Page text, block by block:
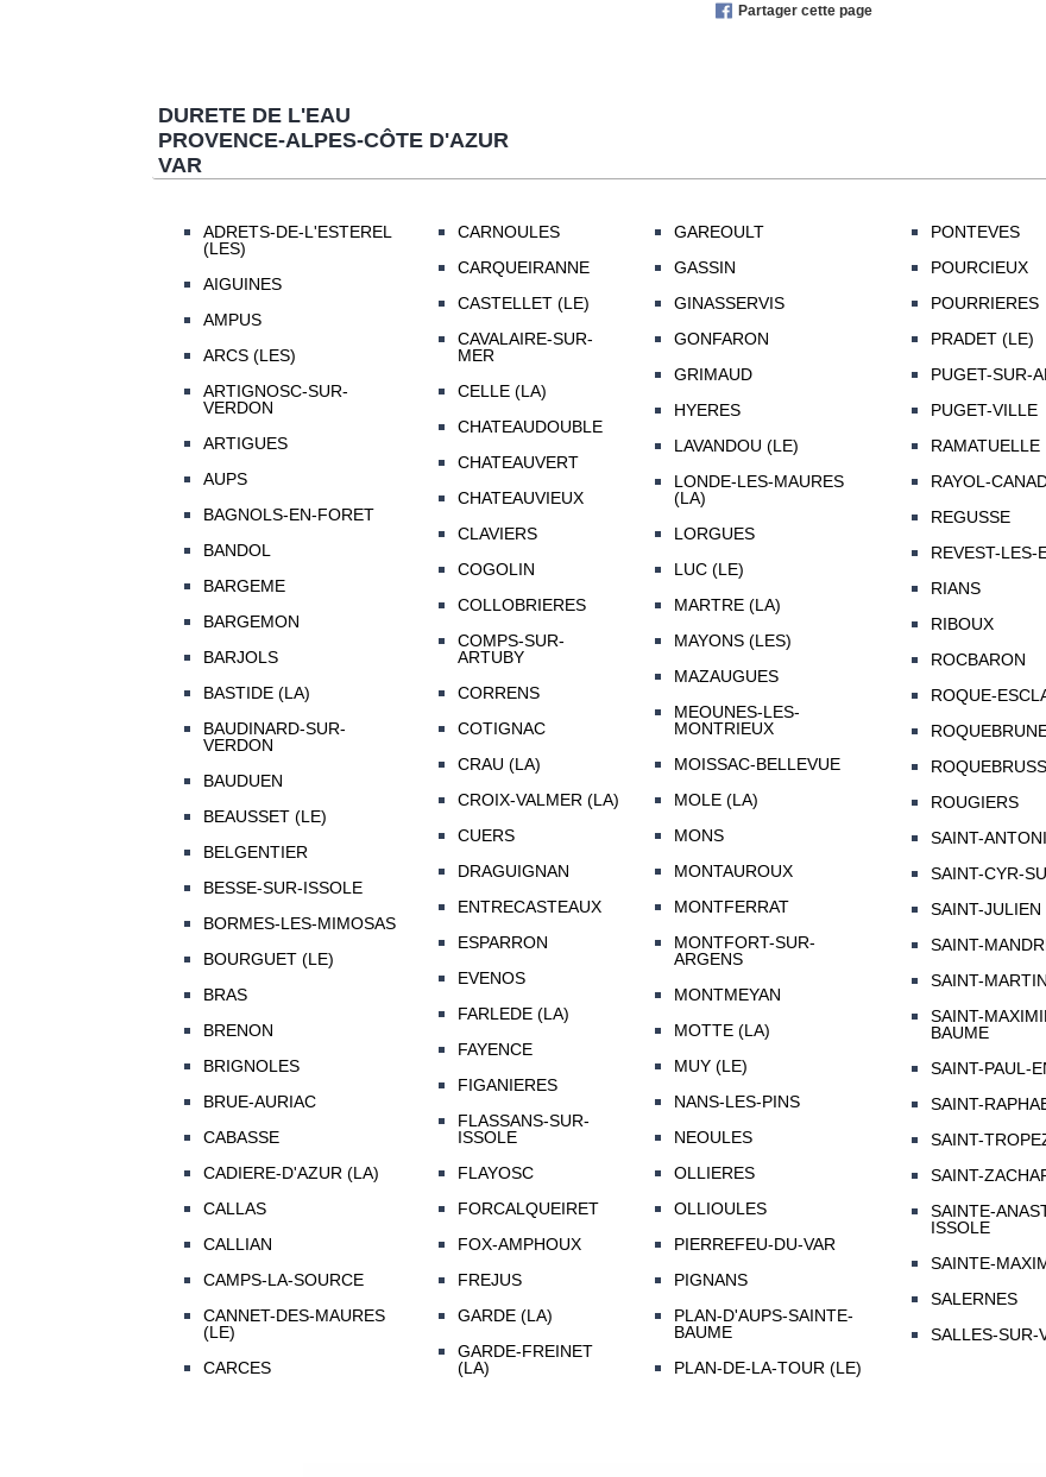
Partager cette page
DURETE DE L'EAU
PROVENCE-ALPES-CÔTE D'AZUR
VAR
ADRETS-DE-L'ESTEREL
(LES)
AIGUINES
AMPUS
ARCS (LES)
ARTIGNOSC-SUR-
VERDON
ARTIGUES
AUPS
BAGNOLS-EN-FORET
BANDOL
BARGEME
BARGEMON
BARJOLS
BASTIDE (LA)
BAUDINARD-SUR-
VERDON
BAUDUEN
BEAUSSET (LE)
BELGENTIER
BESSE-SUR-ISSOLE
BORMES-LES-MIMOSAS
BOURGUET (LE)
BRAS
BRENON
BRIGNOLES
BRUE-AURIAC
CABASSE
CADIERE-D'AZUR (LA)
CALLAS
CALLIAN
CAMPS-LA-SOURCE
CANNET-DES-MAURES
(LE)
CARCES
CARNOULES
CARQUEIRANNE
CASTELLET (LE)
CAVALAIRE-SUR-
MER
CELLE (LA)
CHATEAUDOUBLE
CHATEAUVERT
CHATEAUVIEUX
CLAVIERS
COGOLIN
COLLOBRIERES
COMPS-SUR-
ARTUBY
CORRENS
COTIGNAC
CRAU (LA)
CROIX-VALMER (LA)
CUERS
DRAGUIGNAN
ENTRECASTEAUX
ESPARRON
EVENOS
FARLEDE (LA)
FAYENCE
FIGANIERES
FLASSANS-SUR-
ISSOLE
FLAYOSC
FORCALQUEIRET
FOX-AMPHOUX
FREJUS
GARDE (LA)
GARDE-FREINET
(LA)
GAREOULT
GASSIN
GINASSERVIS
GONFARON
GRIMAUD
HYERES
LAVANDOU (LE)
LONDE-LES-MAURES
(LA)
LORGUES
LUC (LE)
MARTRE (LA)
MAYONS (LES)
MAZAUGUES
MEOUNES-LES-
MONTRIEUX
MOISSAC-BELLEVUE
MOLE (LA)
MONS
MONTAUROUX
MONTFERRAT
MONTFORT-SUR-
ARGENS
MONTMEYAN
MOTTE (LA)
MUY (LE)
NANS-LES-PINS
NEOULES
OLLIERES
OLLIOULES
PIERREFEU-DU-VAR
PIGNANS
PLAN-D'AUPS-SAINTE-
BAUME
PLAN-DE-LA-TOUR (LE)
PONTEVES
POURCIEUX
POURRIERES
PRADET (LE)
PUGET-SUR-
PUGET-VILLE
RAMATUELLE
RAYOL-
REGUSSE
REVEST-LES-
RIANS
RIBOUX
ROCBARON
ROQUE-
ROUGIERS
SAINT-
SAINT-CYR-
SAINT-JULIEN
SAINT-
SAINT-
SAINT-
BAUME
SAINT-PAUL-
SAINT-
SAINT-
SAINT-
SAINTE-
ISSOLE
SAINTE-
SALERNES
SALLES-SUR-